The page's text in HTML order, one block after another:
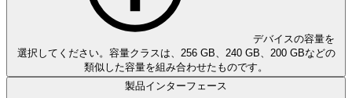
デバイスの容量を
選択してください。容量クラスは、256 GB、240 GB、200 GBなどの
類似した容量を組み合わせたものです。